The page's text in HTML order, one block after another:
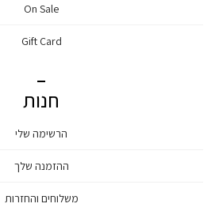
On Sale
Gift Card
חנות
הרשימה שלי
ההזמנה שלך
משלוחים והחזרות